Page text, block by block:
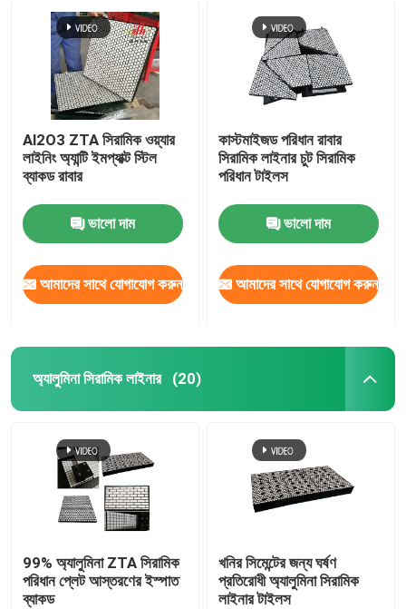
Al2O3 ZTA সিরামিক ওয়্যার
লাইনিং অ্যান্টি ইমপ্যাক্ট স্টিল
ব্যাকড রাবার
ভালো দাম
আমাদের সাথে যোগাযোগ করুন
কাস্টমাইজড পরিধান রাবার
সিরামিক লাইনার চুট সিরামিক
পরিধান টাইলস
ভালো দাম
আমাদের সাথে যোগাযোগ করুন
অ্যালুমিনা সিরামিক লাইনার (20)
99% অ্যালুমিনা ZTA সিরামিক
পরিধান প্লেট আস্তরণের ইস্পাত
ব্যাকড
খনির সিমেন্টের জন্য ঘর্ষণ
প্রতিরোধী অ্যালুমিনা সিরামিক
লাইনার টাইলস